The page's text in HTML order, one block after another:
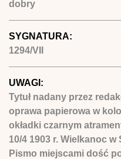
dobry
SYGNATURA:
1294/VII
UWAGI:
Tytuł nadany przez
oprawa papierowa w
okładki czarnym
10/4 1903 r. Wielkanoc w
Pismo miejscami dość